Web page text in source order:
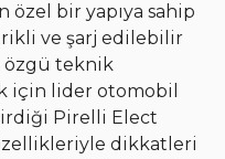
bir yapıya sahip
ve şarj edilebilir
özgü teknik
için lider otomobil
Pirelli Elect
dikkatleri